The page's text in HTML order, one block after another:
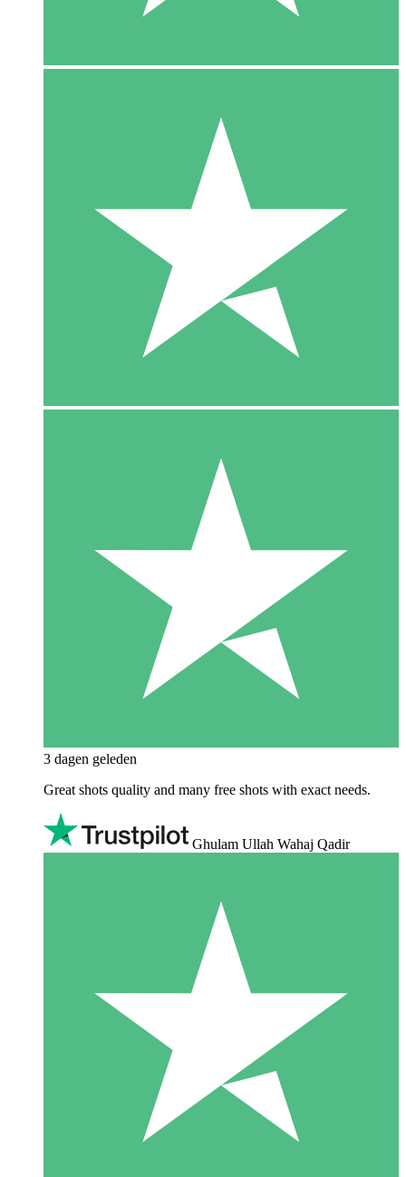
3 dagen geleden
Great shots quality and many free shots with exact needs.
Ghulam Ullah Wahaj Qadir